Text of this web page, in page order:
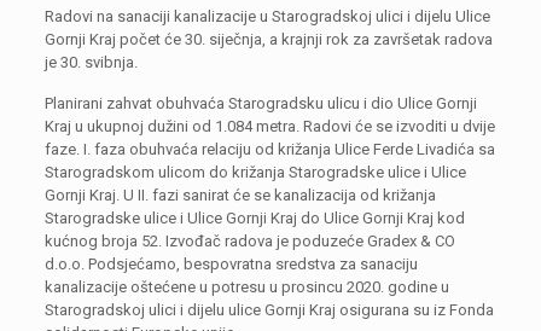
Radovi na sanaciji kanalizacije u Starogradskoj ulici i dijelu Ulice
Gornji Kraj počet će 30. siječnja, a krajnji rok za završetak radova
je 30. svibnja.
Planirani zahvat obuhvaća Starogradsku ulicu i dio Ulice Gornji
Kraj u ukupnoj dužini od 1.084 metra. Radovi će se izvoditi u dvije
faze. I. faza obuhvaća relaciju od križanja Ulice Ferde Livadića sa
Starogradskom ulicom do križanja Starogradske ulice i Ulice
Gornji Kraj. U II. fazi sanirat će se kanalizacija od križanja
Starogradske ulice i Ulice Gornji Kraj do Ulice Gornji Kraj kod
kućnog broja 52. Izvođač radova je poduzeće Gradex & CO
d.o.o. Podsjećamo, bespovratna sredstva za sanaciju
kanalizacije oštećene u potresu u prosincu 2020. godine u
Starogradskoj ulici i dijelu ulice Gornji Kraj osigurana su iz Fonda